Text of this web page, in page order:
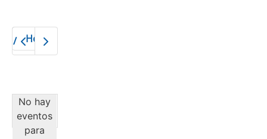
Hoy2026
No hay
eventos
para